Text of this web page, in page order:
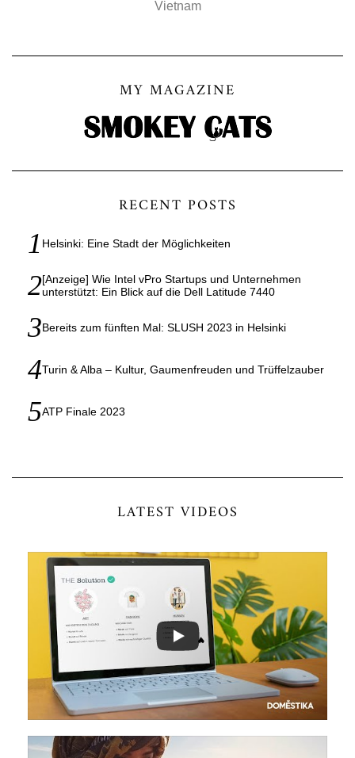
Vietnam
MY MAGAZINE
RECENT POSTS
Helsinki: Eine Stadt der Möglichkeiten
[Anzeige] Wie Intel vPro Startups und Unternehmen
unterstützt: Ein Blick auf die Dell Latitude 7440
Bereits zum fünften Mal: SLUSH 2023 in Helsinki
Turin & Alba – Kultur, Gaumenfreuden und Trüffelzauber
ATP Finale 2023
LATEST VIDEOS